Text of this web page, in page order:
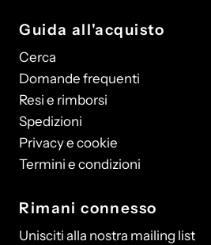
Guida all'acquisto
Cerca
Domande frequenti
Resi e rimborsi
Spedizioni
Privacy e cookie
Termini e condizioni
Rimani connesso
Unisciti alla nostra mailing list